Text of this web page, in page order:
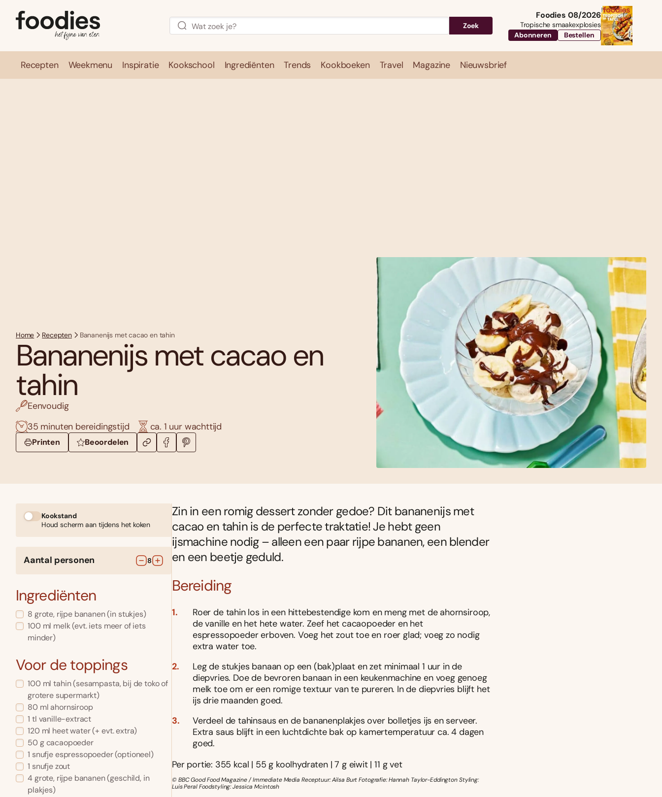
Zoek
Foodies 08/2026
Tropische smaakexplosies
Abonneren
Bestellen
Recepten Weekmenu Inspiratie Kookschool Ingrediënten Trends Kookboeken Travel Magazine Nieuwsbrief
Home Recepten Bananenijs met cacao en tahin
Bananenijs met cacao en
tahin
Eenvoudig
35 minuten bereidingstijd
ca. 1 uur wachttijd
Printen Beoordelen
Kookstand
Houd scherm aan tijdens het koken
Aantal personen 8
Ingrediënten
8 grote, rijpe bananen(in stukjes)
100 ml melk(evt. iets meer of iets
minder)
Voor de toppings
100 ml tahin(sesampasta, bij de toko of
grotere supermarkt)
80 ml ahornsiroop
1 tl vanille-extract
120 ml heet water(+ evt. extra)
50 g cacaopoeder
1 snufjeespressopoeder(optioneel)
1 snufje zout
4grote, rijpe bananen(geschild, in
plakjes)
Zin in een romig dessert zonder gedoe? Dit bananenijs met
cacao en tahin is de perfecte traktatie! Je hebt geen
ijsmachine nodig – alleen een paar rijpe bananen, een blender
en een beetje geduld.
Bereiding
Roer de tahin los in een hittebestendige kom en meng met de ahornsiroop,
de vanille en het hete water. Zeef het cacaopoeder en het
espressopoeder erboven. Voeg het zout toe en roer glad; voeg zo nodig
extra water toe.
Leg de stukjes banaan op een (bak)plaat en zet minimaal 1 uur in de
diepvries. Doe de bevroren banaan in een keukenmachine en voeg genoeg
melk toe om er een romige textuur van te pureren. In de diepvries blijft het
ijs drie maanden goed.
Verdeel de tahinsaus en de bananenplakjes over bolletjes ijs en serveer.
Extra saus blijft in een luchtdichte bak op kamertemperatuur ca. 4 dagen
goed.
Per portie: 355 kcal | 55 g koolhydraten | 7 g eiwit | 11 g vet
© BBC Good Food Magazine / Immediate Media Receptuur: Ailsa Burt Fotografie: Hannah Taylor-Eddington Styling:
Luis Peral Foodstyling: Jessica Mcintosh